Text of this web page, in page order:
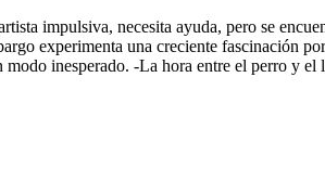
impulsiva, necesita ayuda, pero se
experimenta una creciente fascinación
inesperado. -La hora entre el perro y